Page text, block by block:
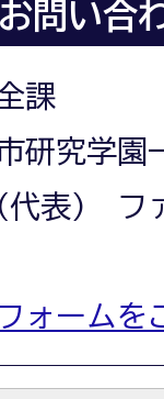
問い合
課
研究学園
代表) フ
ォームを